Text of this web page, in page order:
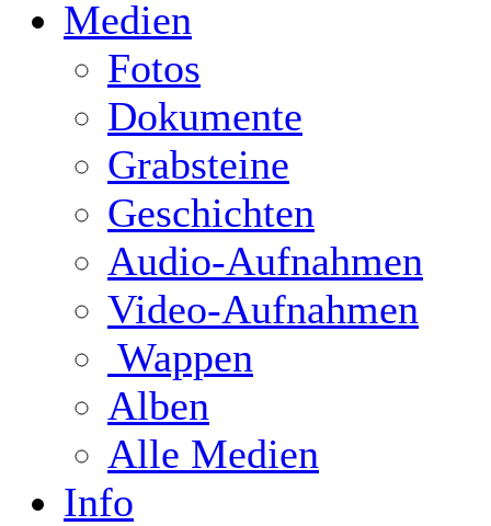
Medien
Fotos
Dokumente
Grabsteine
Geschichten
Audio-Aufnahmen
Video-Aufnahmen
Wappen
Alben
Alle Medien
Info